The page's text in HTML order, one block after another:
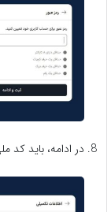
در ادامه، باید کد